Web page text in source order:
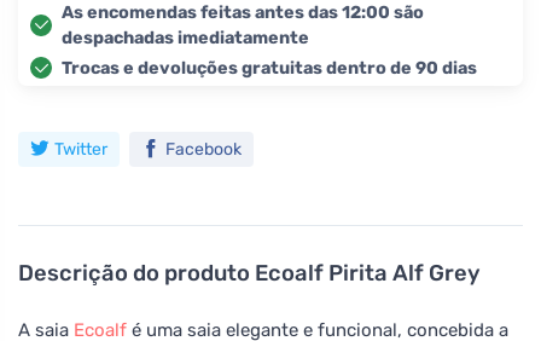
Descrição do produto Ecoalf Pirita Alf Grey
A saia Ecoalf é uma saia elegante e funcional, concebida a
As encomendas feitas antes das 12:00 são
despachadas imediatamente
Trocas e devoluções gratuitas dentro de 90 dias
Twitter Facebook